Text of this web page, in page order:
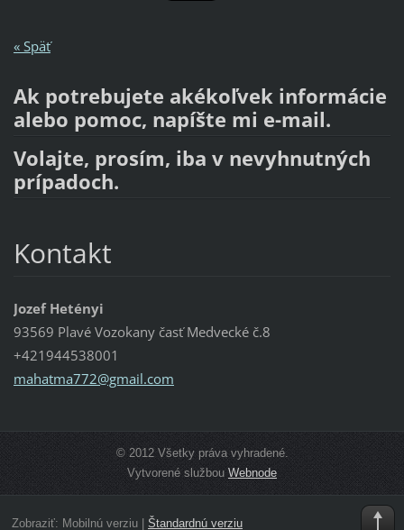
« Späť
Ak potrebujete akékoľvek informácie
alebo pomoc, napíšte mi e-mail.
Volajte, prosím, iba v nevyhnutných
prípadoch.
Kontakt
Jozef Hetényi
93569 Plavé Vozokany časť Medvecké č.8
+421944538001
mahatma772@gmail.com
© 2012 Všetky práva vyhradené.
Vytvorené službou Webnode
Zobraziť: Mobilnú verziu| Štandardnú verziu